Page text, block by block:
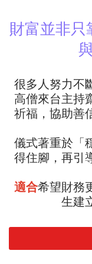
財富並非只
很多人努力不
高僧來台主持
祈福，協助善
儀式著重於「
得住腳，再引
適合希望財務
生建